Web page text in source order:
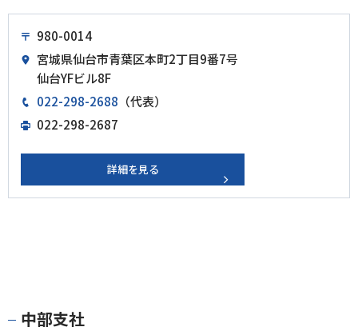
980-0014
宮城県仙台市青葉区本町2丁目9番7号
仙台YFビル8F
022-298-2688 （代表）
022-298-2687
詳細を見る
中部支社